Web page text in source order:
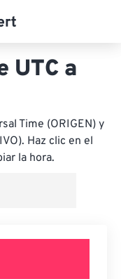
UTC a
Time (ORIGEN) y
Haz clic en el
la hora.